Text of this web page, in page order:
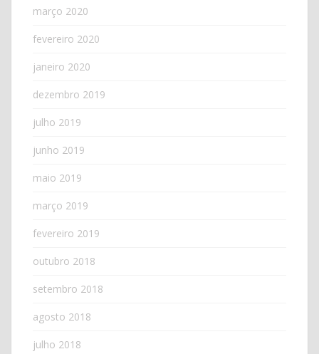
março 2020
fevereiro 2020
janeiro 2020
dezembro 2019
julho 2019
junho 2019
maio 2019
março 2019
fevereiro 2019
outubro 2018
setembro 2018
agosto 2018
julho 2018